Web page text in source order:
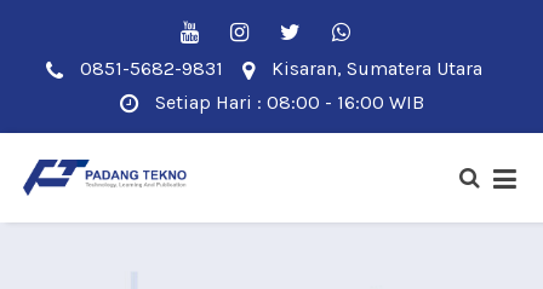
0851-5682-9831
Kisaran, Sumatera Utara
Setiap Hari : 08:00 - 16:00 WIB